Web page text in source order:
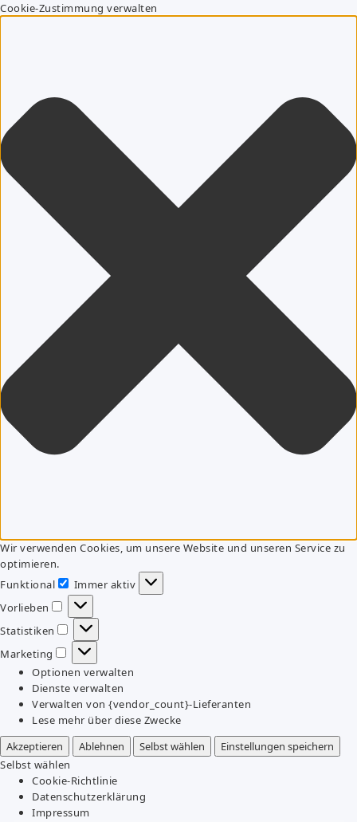
Cookie-Zustimmung verwalten
Wir verwenden Cookies, um unsere Website und unseren Service zu
optimieren.
Funktional
Funktional
Immer aktiv
Vorlieben
Vorlieben
Statistiken
Statistiken
Marketing
Marketing
Optionen verwalten
Dienste verwalten
Verwalten von {vendor_count}-Lieferanten
Lese mehr über diese Zwecke
Akzeptieren
Ablehnen Selbst wählen
Einstellungen speichern
Selbst wählen
Cookie-Richtlinie
Datenschutzerklärung
Impressum